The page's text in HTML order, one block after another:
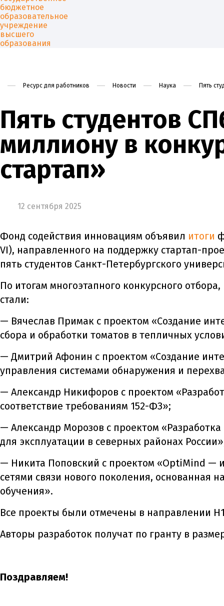
Ресурс для работников Новости Наука Пять
Пять студентов
миллиону в
стартап»
12 сентября 2025
Фонд содействия инновациям объявил итоги
VI), направленного на поддержку стартап-
пять студентов Санкт-Петербургского
По итогам многоэтапного конкурсного
стали:
— Вячеслав Примак с проектом «Создание
сбора и обработки томатов в тепличных
— Дмитрий Афонин с проектом «Создание
управления системами обнаружения и
— Александр Никифоров с проектом
соответствие требованиям 152-ФЗ»;
— Александр Морозов с проектом
для эксплуатации в северных районах
— Никита Поповский с проектом «OptiMind —
сетями связи нового поколения, основанная
обучения».
Все проекты были отмечены в направлении H
Авторы разработок получат по гранту в
Поздравляем!